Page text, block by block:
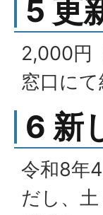
5 更
2,000円
窓口にて
6 新
令和8年
だし、